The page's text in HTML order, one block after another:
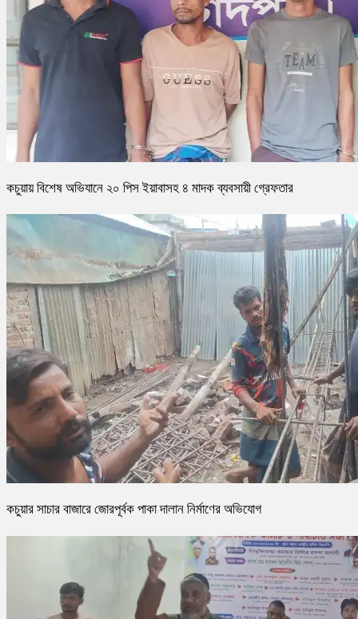
কচুয়ায় বিশেষ অভিযানে ২০ পিস ইয়াবাসহ ৪ মাদক ব্যবসায়ী গ্রেফতার
কচুয়ার সাচার বাজারে জোরপূর্বক পাকা দালান নির্মাণের অভিযোগ